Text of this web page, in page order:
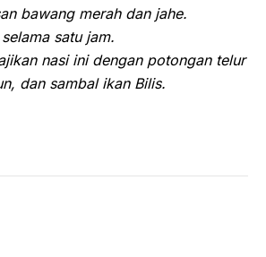
bawang merah dan jahe.
satu jam.
nasi ini dengan potongan telur
dan sambal ikan Bilis.